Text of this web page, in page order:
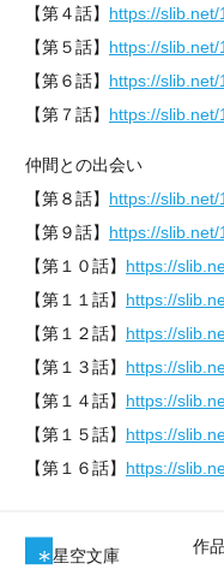
【第４話】 https://slib.net/
【第５話】 https://slib.net/
【第６話】 https://slib.net/
【第７話】 https://slib.net/
仲間との出会い
【第８話】 https://slib.net/
【第９話】 https://slib.net/
【第１０話】 https://
【第１１話】 https://
【第１２話】 https://
【第１３話】 https://
【第１４話】 https://
【第１５話】 https://
【第１６話】 https://
星空文庫 作